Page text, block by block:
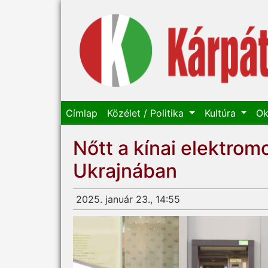
Címlap Közélet / Politika Kultúra
Nőtt a kínai
Ukrajnában
2025. január 23., 14:55